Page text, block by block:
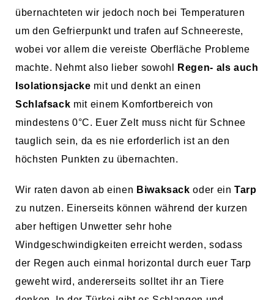
übernachteten wir jedoch noch bei Temperaturen
um den Gefrierpunkt und trafen auf Schneereste,
wobei vor allem die vereiste Oberfläche Probleme
machte. Nehmt also lieber sowohl
Regen- als auch
Isolationsjacke mit und denkt an einen
Schlafsack mit einem Komfortbereich von
mindestens 0°C. Euer Zelt muss nicht für Schnee
tauglich sein, da es nie erforderlich ist an den
höchsten Punkten zu übernachten.
Wir raten davon ab einen Biwaksack oder einTarp
zu nutzen. Einerseits können während der kurzen
aber heftigen Unwetter sehr hohe
Windgeschwindigkeiten erreicht werden, sodass
der Regen auch einmal horizontal durch euer Tarp
geweht wird, andererseits solltet ihr an Tiere